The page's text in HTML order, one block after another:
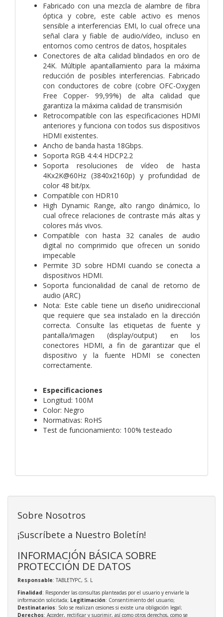
Fabricado con una mezcla de alambre de fibra
óptica y cobre, este cable activo es menos
sensible a interferencias EMI, lo cual ofrece una
señal clara y fiable de audio/vídeo, incluso en
entornos como centros de datos, hospitales
Conectores de alta calidad blindados en oro de
24K. Múltiple apantallamiento para la máxima
reducción de posibles interferencias. Fabricado
con conductores de cobre (cobre OFC-Oxygen
Free Copper- 99,99%) de alta calidad que
garantiza la máxima calidad de transmisión
Retrocompatible con las especificaciones HDMI
anteriores y funciona con todos sus dispositivos
HDMI existentes.
Ancho de banda hasta 18Gbps.
Soporta RGB 4:4:4 HDCP2.2
Soporta resoluciones de vídeo de hasta
4Kx2K@60Hz (3840x2160p) y profundidad de
color 48 bit/px.
Compatible con HDR10
High Dynamic Range, alto rango dinámico, lo
cual ofrece relaciones de contraste más altas y
colores más vivos.
Compatible con hasta 32 canales de audio
digital no comprimido que ofrecen un sonido
impecable
Permite 3D sobre HDMI cuando se conecta a
dispositivos HDMI.
Soporta funcionalidad de canal de retorno de
audio (ARC)
Nota: Este cable tiene un diseño unidireccional
que requiere que sea instalado en la dirección
correcta. Consulte las etiquetas de fuente y
pantalla/imagen (display/output) en los
conectores HDMI, a fin de garantizar que el
dispositivo y la fuente HDMI se conecten
correctamente.
Especificaciones
Longitud: 100M
Color: Negro
Normativas: RoHS
Test de funcionamiento: 100% testeado
Sobre Nosotros
¡Suscríbete a Nuestro Boletín!
INFORMACIÓN BÁSICA SOBRE
PROTECCIÓN DE DATOS
Responsable: TABLETYPC, S. L
Finalidad: Responder las consultas planteadas por el usuario y enviarle la
información solicitada; Legitimación: Consentimiento del usuario;
Destinatarios: Solo se realizan cesiones si existe una obligación legal;
Derechos: Acceder, rectificar y suprimir, así como otros derechos, como se